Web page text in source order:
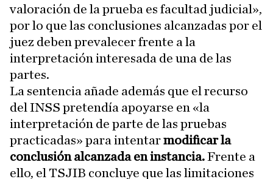
valoración de la prueba es facultad judicial»,
por lo que las conclusiones alcanzadas por el
juez deben prevalecer frente a la
interpretación interesada de una de las
partes.
La sentencia añade además que el recurso
del INSS pretendía apoyarse en «la
interpretación de parte de las pruebas
practicadas» para intentarmodificar la
conclusión alcanzada en instancia.Frente a
ello, el TSJIB concluye que las limitaciones